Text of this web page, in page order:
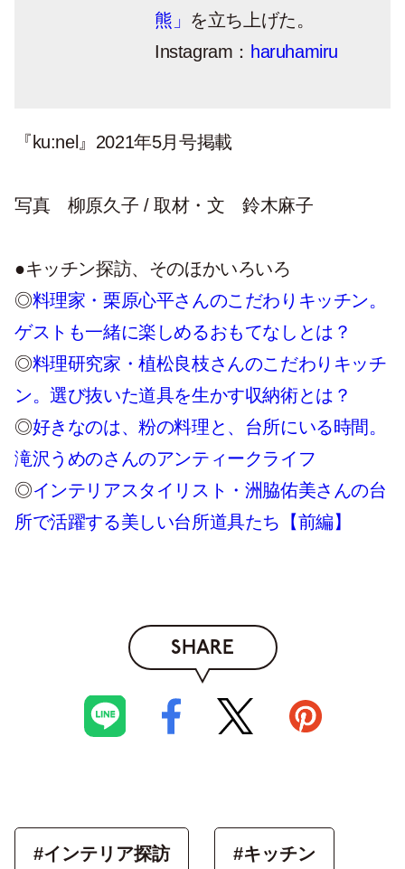
熊」 を立ち上げた。
Instagram： haruhamiru
『ku:nel』2021年5月号掲載
写真 柳原久子 / 取材・文 鈴木麻子
●キッチン探訪、そのほかいろいろ
◎料理家・栗原心平さんのこだわりキッチン。
ゲストも一緒に楽しめるおもてなしとは？
◎料理研究家・植松良枝さんのこだわりキッチ
ン。選び抜いた道具を生かす収納術とは？
◎好きなのは、粉の料理と、台所にいる時間。
滝沢うめのさんのアンティークライフ
◎インテリアスタイリスト・洲脇佑美さんの台
所で活躍する美しい台所道具たち【前編】
SHARE
#インテリア探訪 #キッチン